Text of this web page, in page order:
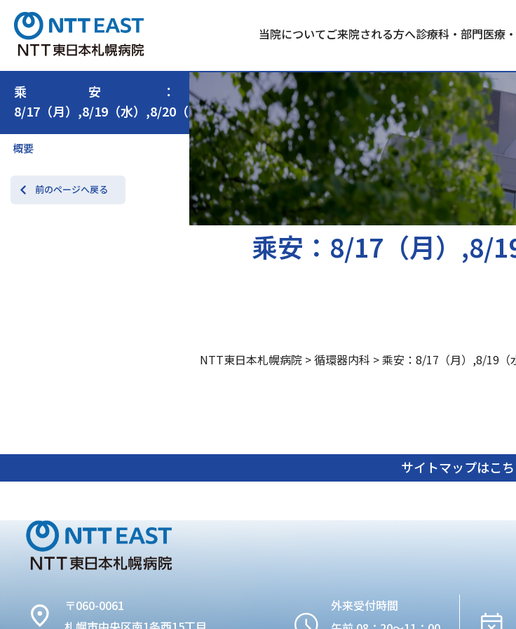
当院についてご来院される方へ診療科・部門医療
乘安：
8/17（月）,8/19（水）,8/20（木）,8/21（金）
概要
前のページへ戻る
乘安：8/17（月）,8/
NTT東日本札幌病院 >循環器内科 >乘安：8/17（月）,8/19（
サイトマップはこ
〒060-0061
外来受付時間